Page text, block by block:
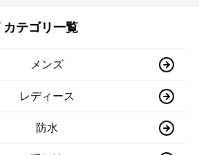
カテゴリ一覧
メンズ
レディース
防水